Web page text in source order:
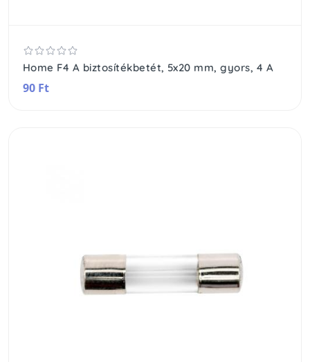
Home F4 A biztosítékbetét, 5x20 mm, gyors, 4 A
90 Ft